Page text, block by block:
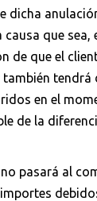
que
que el
en el
de la
pasará al